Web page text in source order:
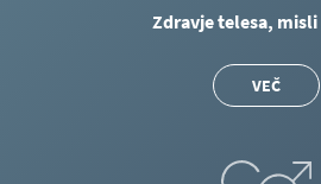
Zdravje telesa, misli
VEČ